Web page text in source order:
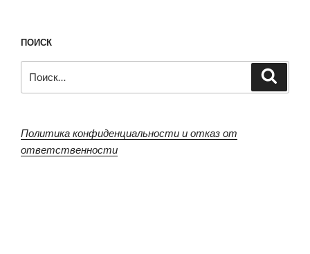
ПОИСК
Политика конфиденциальности и отказ от
ответственности